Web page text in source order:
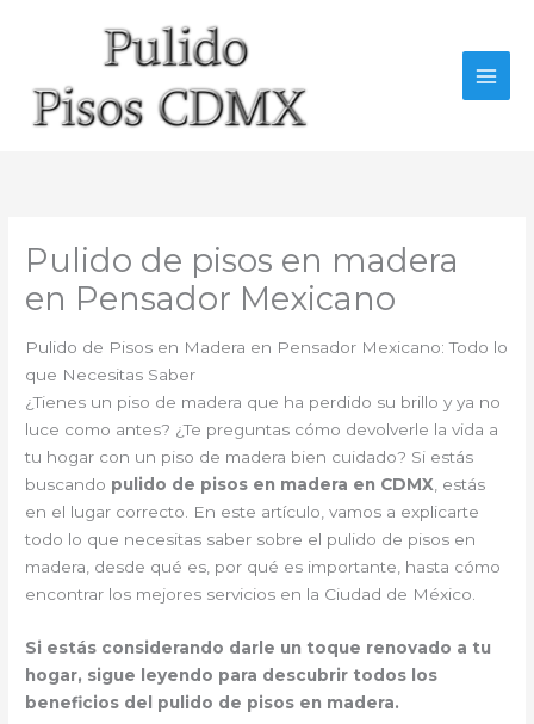
Pulido de pisos en madera
en Pensador Mexicano
Pulido de Pisos en Madera en Pensador Mexicano: Todo lo
que Necesitas Saber
¿Tienes un piso de madera que ha perdido su brillo y ya no
luce como antes? ¿Te preguntas cómo devolverle la vida a
tu hogar con un piso de madera bien cuidado? Si estás
buscando pulido de pisos en madera en CDMX, estás
en el lugar correcto. En este artículo, vamos a explicarte
todo lo que necesitas saber sobre el pulido de pisos en
madera, desde qué es, por qué es importante, hasta cómo
encontrar los mejores servicios en la Ciudad de México.
Si estás considerando darle un toque renovado a tu
hogar, sigue leyendo para descubrir todos los
beneficios del pulido de pisos en madera.